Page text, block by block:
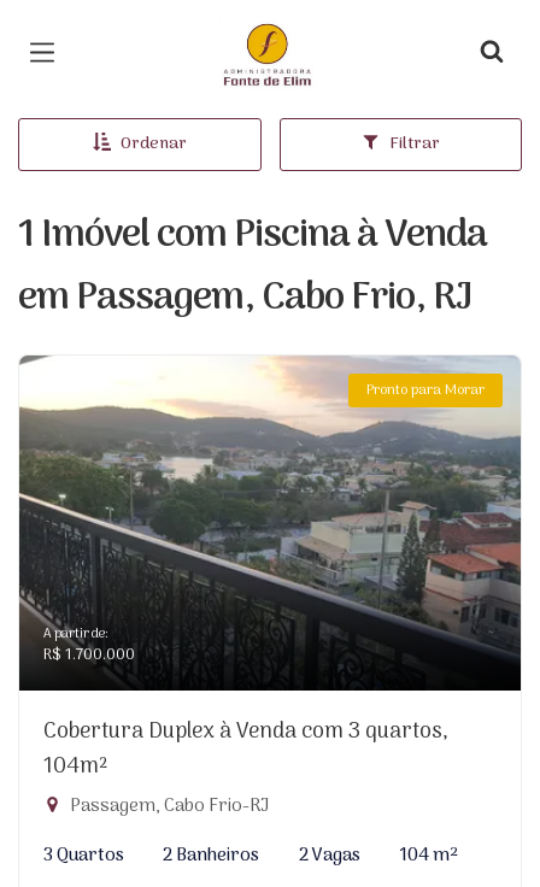
Página inicial
Ordenar Filtrar
1 Imóvel com Piscina à Venda
em Passagem, Cabo Frio, RJ
Pronto para Morar
A partir de:
R$ 1.700.000
Cobertura Duplex à Venda com 3 quartos,
104m²
Passagem, Cabo Frio-RJ
3 Quartos
2 Banheiros 2 Vagas
104 m²